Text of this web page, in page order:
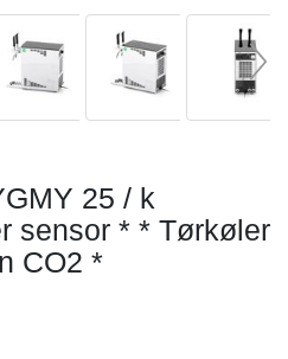
25 / k
sensor * * Tørkøler
CO2 *